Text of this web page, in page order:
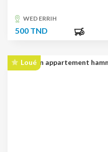
WED ERRIH
500 TND
Loué